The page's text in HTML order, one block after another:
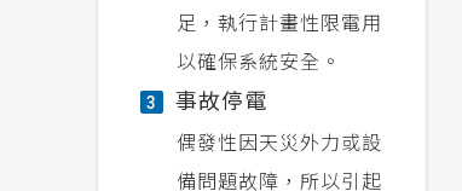
足，執行計畫性限電用
以確保系統安全。
3 事故停電
偶發性因天災外力或設
備問題故障，所以引起